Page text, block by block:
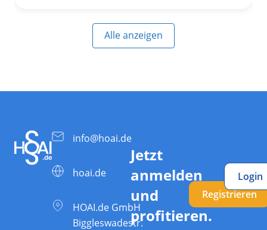
Alle anzeigen
info@hoai.de
hoai.de
HOAI.de GmbH
Biggleswadestr.
Jetzt
anmelden
und
profitieren.
Registrieren
Login